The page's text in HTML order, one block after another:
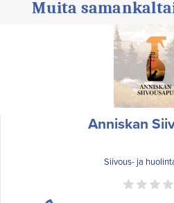
Muita
Anniskan
Siivous- ja